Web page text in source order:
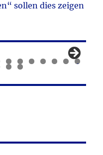
sollen dies zeigen
0 1 2 3 4 5 6
1 2